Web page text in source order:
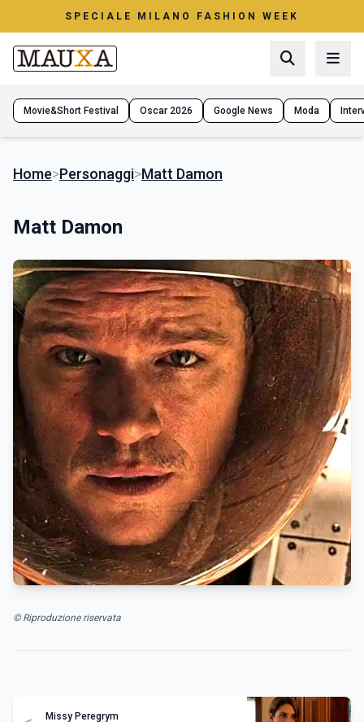
SPECIALE MILANO FASHION WEEK
Movie&Short Festival Oscar 2026 Google News Moda
Home>Personaggi>Matt Damon
Matt Damon
© Riproduzione riservata
Missy Peregrym